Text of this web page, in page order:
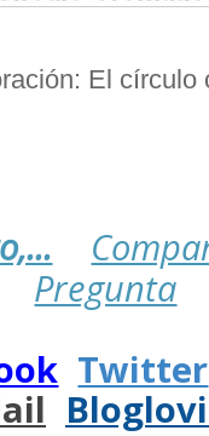
El círculo
Pregunta
Twitter